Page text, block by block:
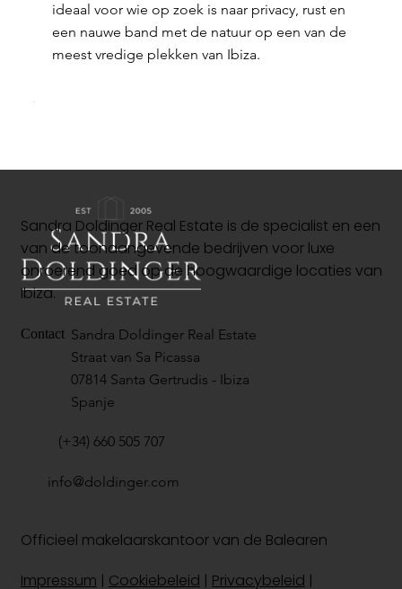
ideaal voor wie op zoek is naar privacy, rust en
een nauwe band met de natuur op een van de
meest vredige plekken van Ibiza.
Sandra Doldinger Real Estate is de specialist en een
van de toonaangevende bedrijven voor luxe
onroerend goed op de hoogwaardige locaties van
Ibiza.
Officieel makelaarskantoor van de Balearen
Contact Sandra Doldinger Real Estate
Straat van Sa Picassa
07814 Santa Gertrudis - Ibiza
Spanje
Impressum | Cookiebeleid | Privacybeleid |
(+34) 660 505 707
info@doldinger.com